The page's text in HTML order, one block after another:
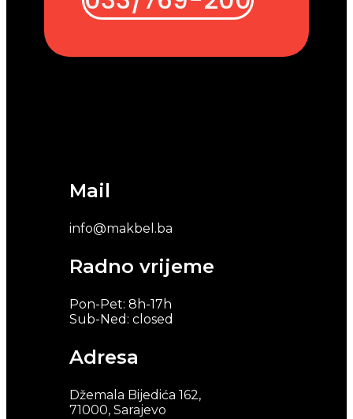
Mail
info@makbel.ba
Radno vrijeme
Pon-Pet: 8h-17h
Sub-Ned: closed
Adresa
Džemala Bijedića 162,
71000, Sarajevo